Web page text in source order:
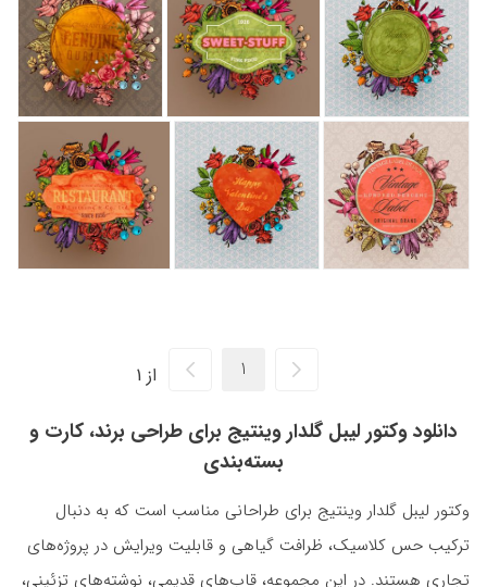
از 1
دانلود وکتور لیبل گلدار وینتیج برای طراحی برند، کارت و
بسته‌بندی
وکتور لیبل گلدار وینتیج برای طراحانی مناسب است که به دنبال
ترکیب حس کلاسیک، ظرافت گیاهی و قابلیت ویرایش در پروژه‌های
تجاری هستند. در این مجموعه، قاب‌های قدیمی، نوشته‌های تزئینی،